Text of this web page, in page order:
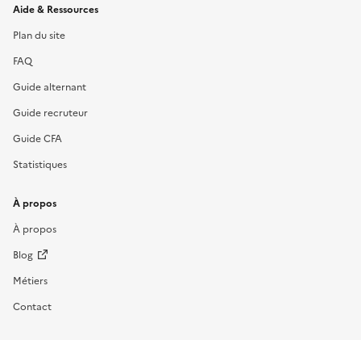
Informations et liens du site
Aide & Ressources
Plan du site
FAQ
Guide alternant
Guide recruteur
Guide CFA
Statistiques
À propos
À propos
Blog
Métiers
Contact